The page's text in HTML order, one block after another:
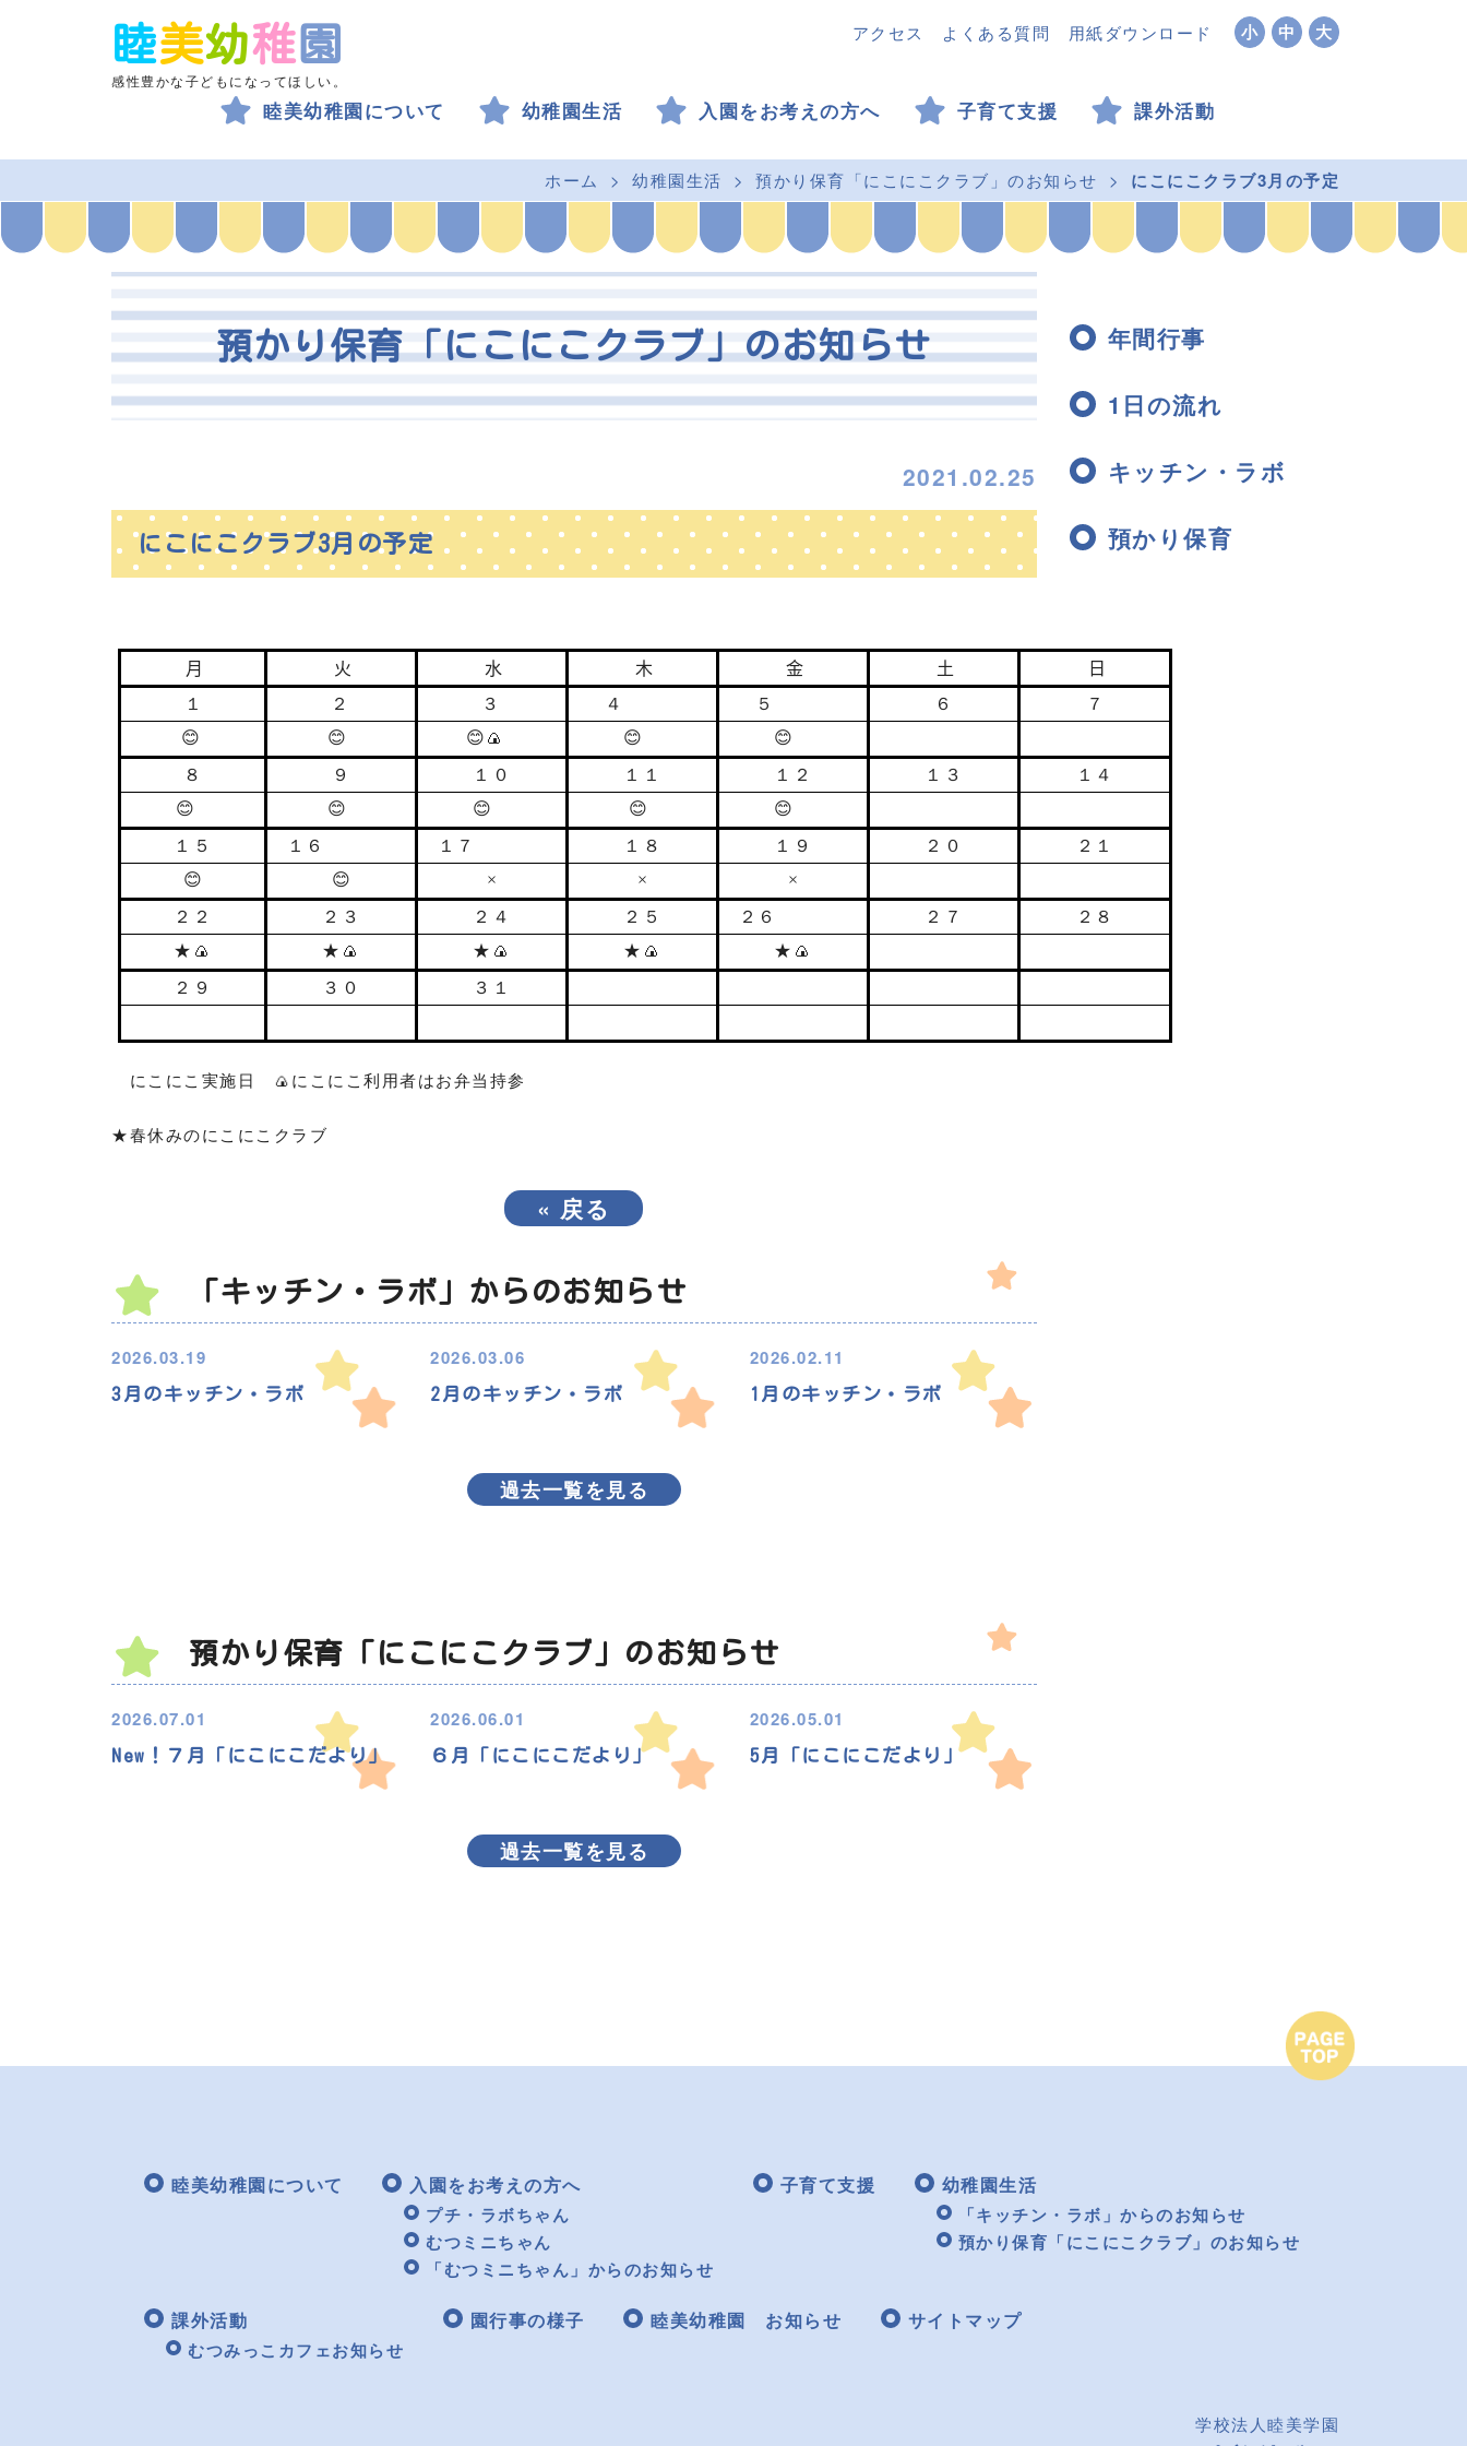
睦美幼稚 園
感性豊かな子どもになってほしい。
小 中 大
アクセス よくある質問 用紙ダウンロード
睦美幼稚園について 幼稚園生活 入園をお考えの方へ 子育て支援 課外活動
ホーム 幼稚園生活 預かり保育「にこにこクラブ」のお知らせ にこにこクラブ3月の予定
預かり保育「にこにこクラブ」のお知らせ
2021.02.25
にこにこクラブ3月の予定
月 火 水 木 金 土 日
１ ２ ３ ４ ５ ６
７
😊
😊 😊🍙 😊
😊
８
９ １０ １１ １２ １３
１４
😊
😊 😊 😊
😊
１５
１６ １７ １８ １９ ２０
２１
😊
😊 × ×
×
２２
２３ ２４ ２５ ２６ ２７
２８
★ 🍙 ★ 🍙 ★ 🍙 ★ 🍙 ★ 🍙
２９
３０ ３１
にこにこ 実施日 🍙 にこにこ利用者はお弁当持参
★春休みのにこにこクラブ
« 戻る
「キッチン・ラボ」からのお知らせ
2026.03.19
3月のキッチン・ラボ
2026.03.06
2月のキッチン・ラボ
2026.02.11
1月のキッチン・ラボ
過去一覧を見る
預かり保育「にこにこクラブ」のお知らせ
2026.07.01
New！７月「にこにこだより」
2026.06.01
６月「にこにこだより」
2026.05.01
5月「にこにこだより」
過去一覧を見る
年間行事
1日の流れ
キッチン・ラボ
預かり保育
睦美幼稚園について 入園をお考えの方へ
プチ・ラボちゃん
むつミニちゃん
「むつミニちゃん」からのお知らせ
子育て支援 幼稚園生活
「キッチン・ラボ」からのお知らせ
預かり保育「にこにこクラブ」のお知らせ
課外活動
むつみっこカフェお知らせ
園行事の様子 睦美幼稚園 お知らせ サイトマップ
学校法人睦美学園